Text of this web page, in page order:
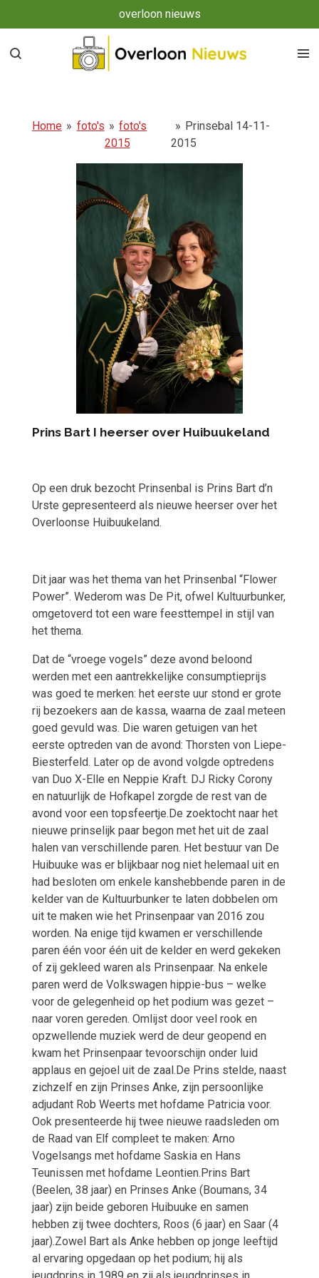
direct
naar
overloon nieuws
Home » foto's » foto's
2015
» Prinsebal 14-11-
2015
Prins Bart I heerser over Huibuukeland
Op een druk bezocht Prinsenbal is Prins Bart d’n
Urste gepresenteerd als nieuwe heerser over het
Overloonse Huibuukeland.
Dit jaar was het thema van het Prinsenbal “Flower
Power”. Wederom was De Pit, ofwel Kultuurbunker,
omgetoverd tot een ware feesttempel in stijl van
het thema.
Dat de “vroege vogels” deze avond beloond
werden met een aantrekkelijke consumptieprijs
was goed te merken: het eerste uur stond er grote
rij bezoekers aan de kassa, waarna de zaal meteen
goed gevuld was. Die waren getuigen van het
eerste optreden van de avond: Thorsten von Liepe-
Biesterfeld. Later op de avond volgde optredens
van Duo X-Elle en Neppie Kraft. DJ Ricky Corony
en natuurlijk de Hofkapel zorgde de rest van de
avond voor een topsfeertje.De zoektocht naar het
nieuwe prinselijk paar begon met het uit de zaal
halen van verschillende paren. Het bestuur van De
Huibuuke was er blijkbaar nog niet helemaal uit en
had besloten om enkele kanshebbende paren in de
kelder van de Kultuurbunker te laten dobbelen om
uit te maken wie het Prinsenpaar van 2016 zou
worden. Na enige tijd kwamen er verschillende
paren één voor één uit de kelder en werd gekeken
of zij gekleed waren als Prinsenpaar. Na enkele
paren werd de Volkswagen hippie-bus – welke
voor de gelegenheid op het podium was gezet –
naar voren gereden. Omlijst door veel rook en
opzwellende muziek werd de deur geopend en
kwam het Prinsenpaar tevoorschijn onder luid
applaus en gejoel uit de zaal.De Prins stelde, naast
zichzelf en zijn Prinses Anke, zijn persoonlijke
adjudant Rob Weerts met hofdame Patricia voor.
Ook presenteerde hij twee nieuwe raadsleden om
de Raad van Elf compleet te maken: Arno
Vogelsangs met hofdame Saskia en Hans
Teunissen met hofdame Leontien.Prins Bart
(Beelen, 38 jaar) en Prinses Anke (Boumans, 34
jaar) zijn beide geboren Huibuuke en samen
hebben zij twee dochters, Roos (6 jaar) en Saar (4
jaar).Zowel Bart als Anke hebben op jonge leeftijd
al ervaring opgedaan op het podium; hij als